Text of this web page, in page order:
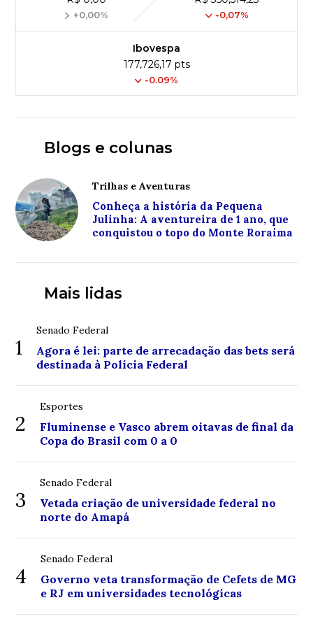
+0,00% -0,07%
Ibovespa
177,726,17 pts
-0.09%
Blogs e colunas
Trilhas e Aventuras
Conheça a história da Pequena
Julinha: A aventureira de 1 ano, que
conquistou o topo do Monte Roraima
Mais lidas
1
Senado Federal
Agora é lei: parte de arrecadação das bets será
destinada à Polícia Federal
2
Esportes
Fluminense e Vasco abrem oitavas de final da
Copa do Brasil com 0 a 0
3
Senado Federal
Vetada criação de universidade federal no
norte do Amapá
4
Senado Federal
Governo veta transformação de Cefets de MG
e RJ em universidades tecnológicas